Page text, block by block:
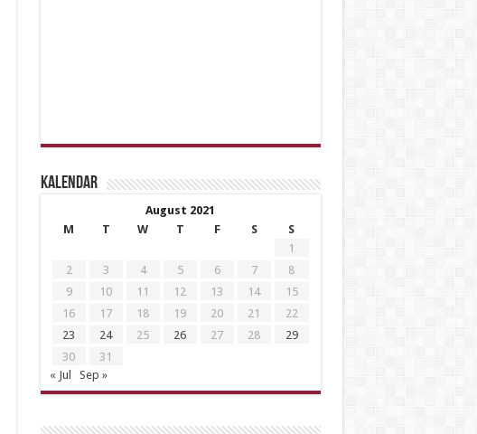
Kalendar
August 2021
M
T W T F S
S
1
2
3 4 5 6 7
8
9
10 11 12 13 14
15
16
17 18 19 20 21
22
23
24 25 26 27 28
29
30
31
« Jul
Sep »